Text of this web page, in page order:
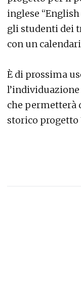
inglese
gli studenti dei
con un
È di prossima
che permetterà
storico progetto